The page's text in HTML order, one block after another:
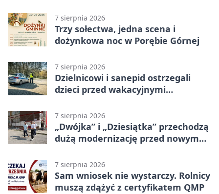
7 sierpnia 2026
Trzy sołectwa, jedna scena i
dożynkowa noc w Porębie Górnej
7 sierpnia 2026
Dzielnicowi i sanepid ostrzegali
dzieci przed wakacyjnymi
7 sierpnia 2026
„Dwójka” i „Dziesiątka” przechodzą
dużą modernizację przed nowym
7 sierpnia 2026
Sam wniosek nie wystarczy. Rolnicy
muszą zdążyć z certyfikatem QMP